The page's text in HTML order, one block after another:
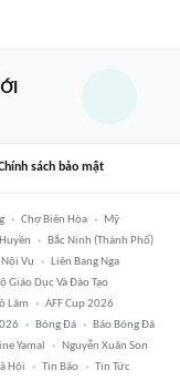
sách bảo mật
Chợ Biên Hòa
Mỹ
Bắc Ninh (thành Phố)
Vụ
Liên Bang Nga
Giáo Dục Và Đào Tạo
Lâm
AFF Cup 2026
Bóng Đá
Báo Bóng Đá
Yamal
Nguyễn Xuân Son
Hội Tin Bão
Tin Tức